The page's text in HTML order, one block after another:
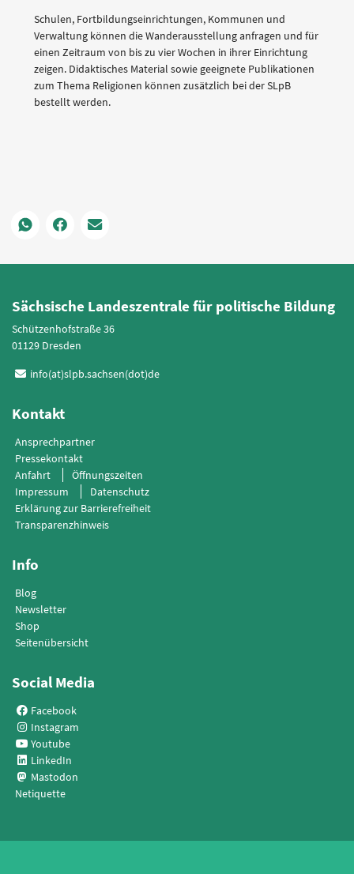
Schulen, Fortbildungseinrichtungen, Kommunen und
Verwaltung können die Wanderausstellung anfragen und für
einen Zeitraum von bis zu vier Wochen in ihrer Einrichtung
zeigen. Didaktisches Material sowie geeignete Publikationen
zum Thema Religionen können zusätzlich bei der SLpB
bestellt werden.
Sächsische Landeszentrale für politische Bildung
Schützenhofstraße 36
01129 Dresden
info(at)slpb.sachsen(dot)de
Kontakt
Ansprechpartner
Pressekontakt
Anfahrt
Öffnungszeiten
Impressum
Datenschutz
Erklärung zur Barrierefreiheit
Transparenzhinweis
Info
Blog
Newsletter
Shop
Seitenübersicht
Social Media
Facebook
Instagram
Youtube
LinkedIn
Mastodon
Netiquette